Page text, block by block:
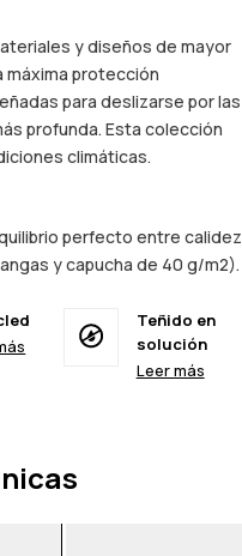
y diseños de mayor
protección
para deslizarse por las
profunda. Esta colección
climáticas.
perfecto entre calidez
y capucha de 40 g/m2).
Teñido en
solución
Leer más